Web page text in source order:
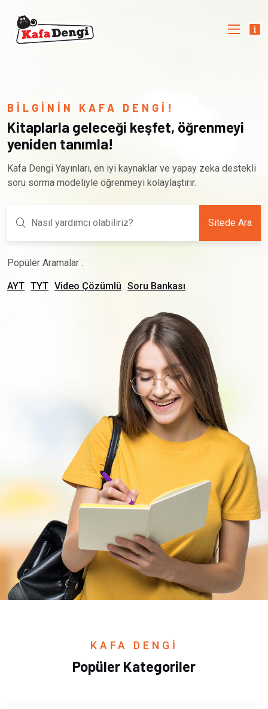
BİLGİNİN KAFA DENGİ!
Kitaplarla geleceği keşfet, öğrenmeyi
yeniden tanımla!
Kafa Dengi Yayınları, en iyi kaynaklar ve yapay zeka destekli
soru sorma modeliyle öğrenmeyi kolaylaştırır.
Sitede Ara
Popüler Aramalar :
AYT TYT Video Çözümlü Soru Bankası
KAFA DENGİ
Popüler Kategoriler